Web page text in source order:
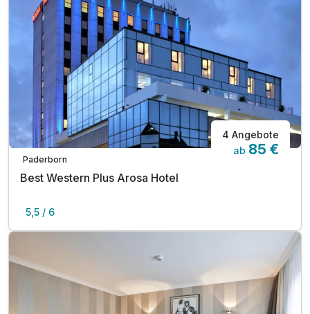
Paderborn
4 Angebote
ab 85 €
Best Western Plus Arosa Hotel
5,5 / 6